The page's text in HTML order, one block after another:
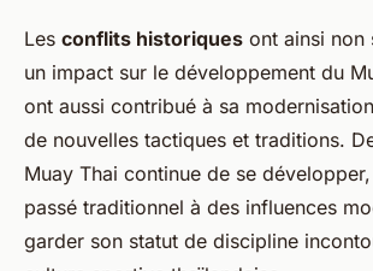
Les conflits historiques ont ainsi non
un impact sur le développement du
ont aussi contribué à sa
de nouvelles tactiques et traditions.
Muay Thai continue de se
passé traditionnel à des influences
garder son statut de discipline